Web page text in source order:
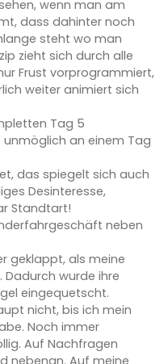
wenn man am
dass dahinter noch
steht wo man
zieht sich durch alle
Frust vorprogrammiert,
weiter animiert sich
Tag 5
an einem Tag
das spiegelt sich auch
Desinteresse,
Standtart!
neben
geklappt, als meine
wurde ihre
eingequetscht.
nicht, bis ich mein
Noch immer
Auf Nachfragen
nebenan. Auf meine